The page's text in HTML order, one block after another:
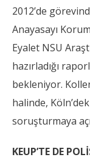
2012’de
Anayasayı
Eyalet NSU
hazırladığı
bekleniyor.
halinde,
soruşturmaya
KEUP’TE DE